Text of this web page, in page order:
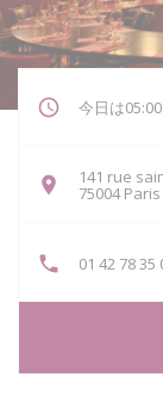
今日は
141 rue
75004 Paris
01 42 78 35